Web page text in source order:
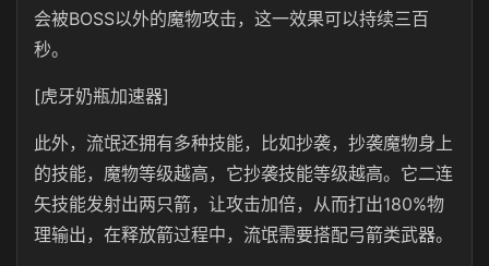
会被BOSS以外的魔物攻击，这一效果可以持续三百
秒。
[虎牙奶瓶加速器]
此外，流氓还拥有多种技能，比如抄袭，抄袭魔物身上
的技能，魔物等级越高，它抄袭技能等级越高。它二连
矢技能发射出两只箭，让攻击加倍，从而打出180%物
理输出，在释放箭过程中，流氓需要搭配弓箭类武器。